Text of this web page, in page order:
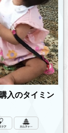
入のタイミン